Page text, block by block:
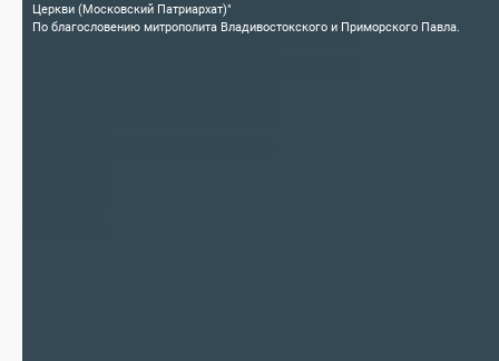
Церкви (Московский Патриархат)"
По благословению митрополита Владивостокского и Приморского Павла.